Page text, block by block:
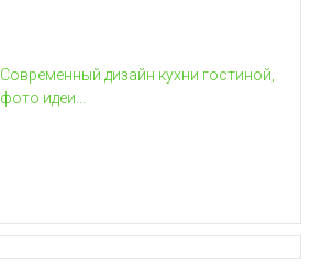
Современный дизайн кухни гостиной,
фото идеи...